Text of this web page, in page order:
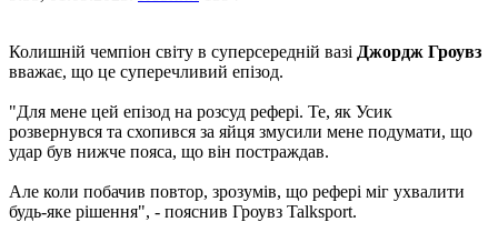
Колишній чемпіон світу в суперсередній вазі Джордж Гроувз
вважає, що це суперечливий епізод.
"Для мене цей епізод на розсуд рефері. Те, як Усик
розвернувся та схопився за яйця змусили мене подумати, що
удар був нижче пояса, що він постраждав.
Але коли побачив повтор, зрозумів, що рефері міг ухвалити
будь-яке рішення", - пояснив Гроувз Talksport.